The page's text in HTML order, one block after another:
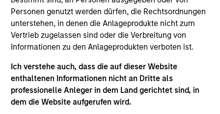
Personen genutzt werden dürfen, die Rechtsordnungen
unterstehen, in denen die Anlageprodukte nicht zum
Vertrieb zugelassen sind oder die Verbreitung von
Informationen zu den Anlageprodukten verboten ist.
Ich verstehe auch, dass die auf dieser Website
enthaltenen Informationen nicht an Dritte als
professionelle Anleger in dem Land gerichtet sind, in
dem die Website aufgerufen wird.
a founding member of Nokota Management LP in
New York, a value driven, cross-asset class
investment fund founded in 2011. Having started
with $250 million in assets under management,
Nokota Management had over $2 billion of assets
under management by the time of his departure.
During his 5.5 years at Nokota, Mr. Teixeira focused
on European credit and equity investments across
sectors and on the financial sector globally. Prior to
Nokota, he spent 2.5 years at TPG-Axon in London